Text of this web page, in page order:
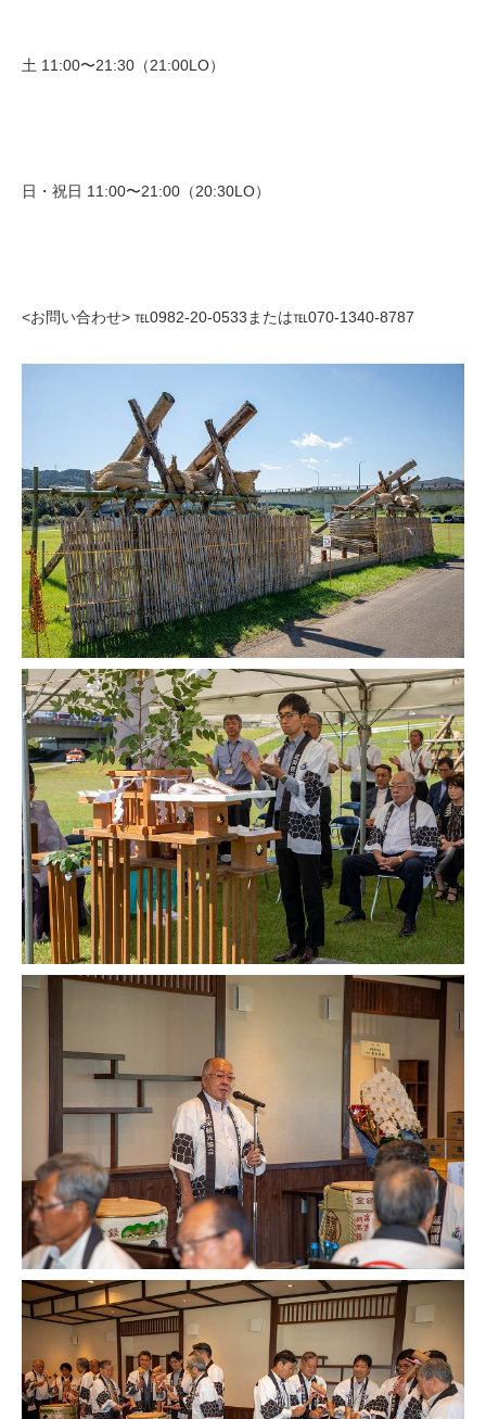
土 11:00〜21:30（21:00LO）
日・祝日 11:00〜21:00（20:30LO）
<お問い合わせ> ℡0982-20-0533または℡070-1340-8787